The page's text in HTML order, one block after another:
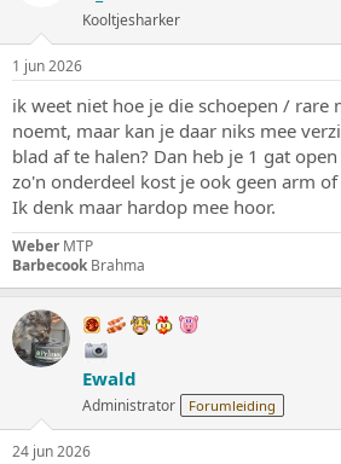
Kooltjesharker
1 jun 2026
ik weet niet hoe je die schoepen / rare
noemt, maar kan je daar niks mee
blad af te halen? Dan heb je 1 gat
zo'n onderdeel kost je ook geen arm of
Ik denk maar hardop mee hoor.
Weber MTP
Barbecook Brahma
Ewald
Administrator Forumleiding
24 jun 2026